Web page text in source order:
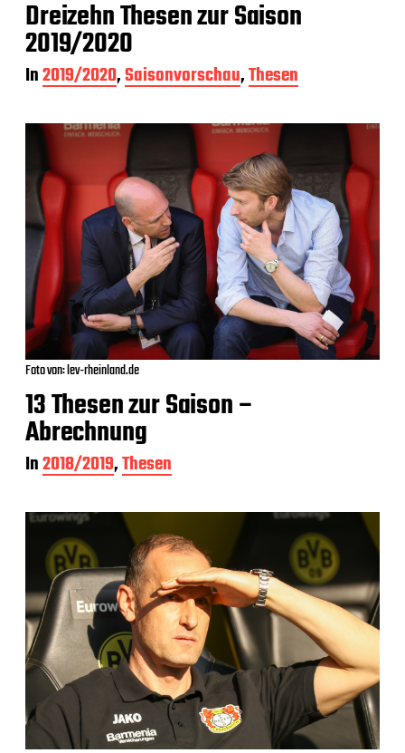
Dreizehn Thesen zur Saison
2019/2020
In2019/2020,Saisonvorschau,Thesen
Foto von: lev-rheinland.de
13 Thesen zur Saison –
Abrechnung
In2018/2019,Thesen